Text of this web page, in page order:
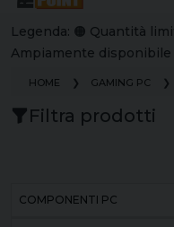
Legenda: 🟠 Quantità
Ampiamente disponibile
HOME GAMING PC
Filtra prodotti
COMPONENTI PC